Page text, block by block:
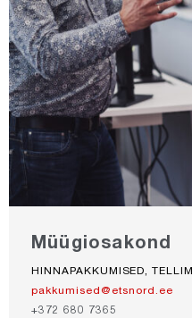
Müügiosakond
HINNAPAKKUMISED,
pakkumised@etsnord.ee
+372 680 7365